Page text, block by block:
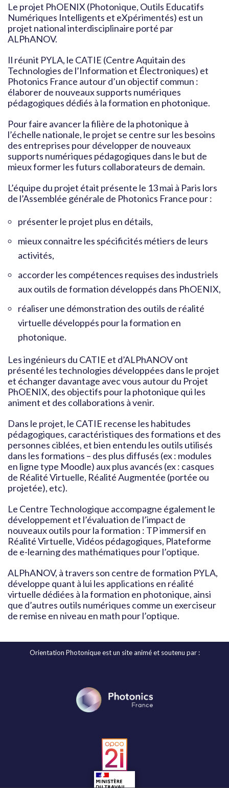
Le projet PhOENIX (Photonique, Outils Educatifs
Numériques Intelligents et eXpérimentés) est un
projet national interdisciplinaire porté par
ALPhANOV.
Il réunit PYLA, le CATIE (Centre Aquitain des
Technologies de l’Information et Électroniques) et
Photonics France autour d’un objectif commun :
élaborer de nouveaux supports numériques
pédagogiques dédiés à la formation en photonique.
Pour faire avancer la filière de la photonique à
l’échelle nationale, le projet se centre sur les besoins
des entreprises pour développer de nouveaux
supports numériques pédagogiques dans le but de
mieux former les futurs collaborateurs de demain.
L’équipe du projet était présente le 13 mai à Paris lors
de l’Assemblée générale de Photonics France pour :
présenter le projet plus en détails,
mieux connaitre les spécificités métiers de leurs
activités,
accorder les compétences requises des industriels
aux outils de formation développés dans PhOENIX,
réaliser une démonstration des outils de réalité
virtuelle développés pour la formation en
photonique.
Les ingénieurs du CATIE et d’ALPhANOV ont
présenté les technologies développées dans le projet
et échanger davantage avec vous autour du Projet
PhOENIX, des objectifs pour la photonique qui les
animent et des collaborations à venir.
Dans le projet, le CATIE recense les habitudes
pédagogiques, caractéristiques des formations et des
personnes ciblées, et bien entendu les outils utilisés
dans les formations – des plus diffusés (ex : modules
en ligne type Moodle) aux plus avancés (ex : casques
de Réalité Virtuelle, Réalité Augmentée (portée ou
projetée), etc).
Le Centre Technologique accompagne également le
développement et l’évaluation de l’impact de
nouveaux outils pour la formation : TP immersif en
Réalité Virtuelle, Vidéos pédagogiques, Plateforme
de e-learning des mathématiques pour l’optique.
ALPhANOV, à travers son centre de formation PYLA,
développe quant à lui les applications en réalité
virtuelle dédiées à la formation en photonique, ainsi
que d’autres outils numériques comme un exerciseur
de remise en niveau en math pour l’optique.
Orientation Photonique est un site animé et soutenu par :